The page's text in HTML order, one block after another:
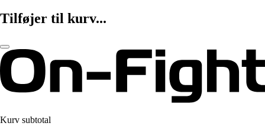
Tilføjer til kurv...
Kurv subtotal